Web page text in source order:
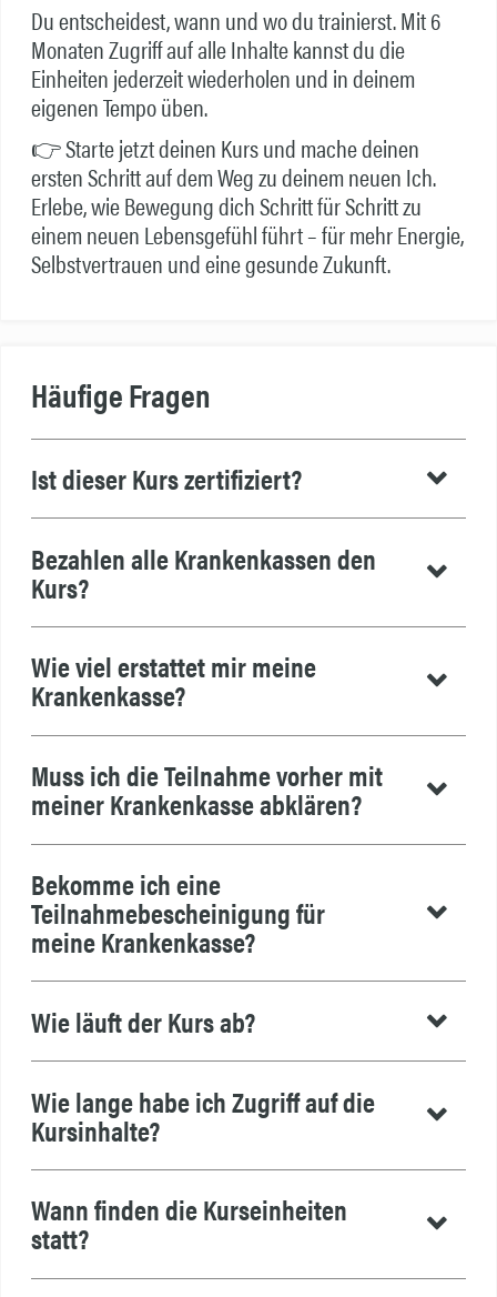
Du entscheidest, wann und wo du trainierst. Mit 6
Monaten Zugriff auf alle Inhalte kannst du die
Einheiten jederzeit wiederholen und in deinem
eigenen Tempo üben.
👉 Starte jetzt deinen Kurs und mache deinen
ersten Schritt auf dem Weg zu deinem neuen Ich.
Erlebe, wie Bewegung dich Schritt für Schritt zu
einem neuen Lebensgefühl führt – für mehr Energie,
Selbstvertrauen und eine gesunde Zukunft.
Häufige Fragen
Ist dieser Kurs zertifiziert?
Bezahlen alle Krankenkassen den
Kurs?
Wie viel erstattet mir meine
Krankenkasse?
Muss ich die Teilnahme vorher mit
meiner Krankenkasse abklären?
Bekomme ich eine
Teilnahmebescheinigung für
meine Krankenkasse?
Wie läuft der Kurs ab?
Wie lange habe ich Zugriff auf die
Kursinhalte?
Wann finden die Kurseinheiten
statt?